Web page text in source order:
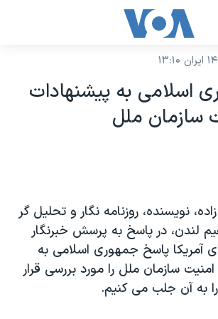
آمریکا
اسلامی به پيشنهادات
سازمان ملل
نويسنده، روزنامه نگار و تحليل گر
لندن، در پاسخ به پرسش خبرنگار
پاسخ جمهوری اسلامی به
سازمان ملل را مورد بررسی قرار
به آن جلب می کنيم.